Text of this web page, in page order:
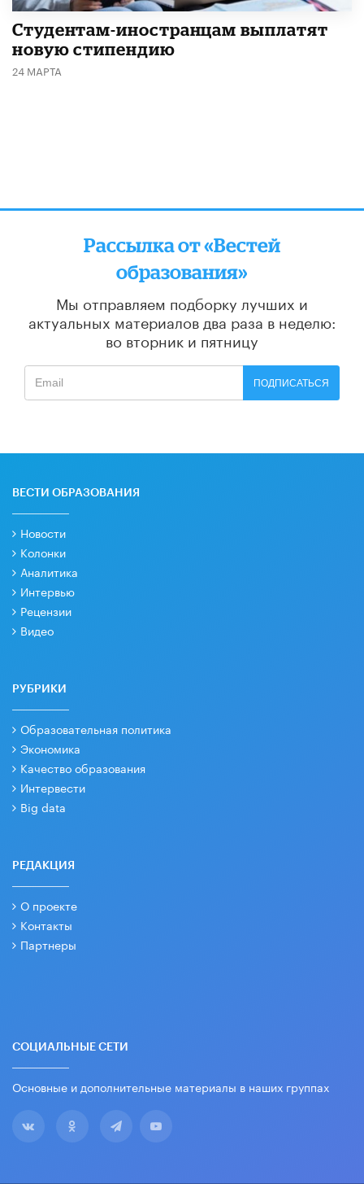
Студентам-иностранцам выплатят
новую стипендию
24 МАРТА
Рассылка от «Вестей
образования»
Мы отправляем подборку лучших и
актуальных материалов два раза в неделю:
во вторник и пятницу
ПОДПИСАТЬСЯ
ВЕСТИ ОБРАЗОВАНИЯ
Новости
Колонки
Аналитика
Интервью
Рецензии
Видео
РУБРИКИ
Образовательная политика
Экономика
Качество образования
Интервести
Big data
РЕДАКЦИЯ
О проекте
Контакты
Партнеры
СОЦИАЛЬНЫЕ СЕТИ
Основные и дополнительные материалы в наших группах